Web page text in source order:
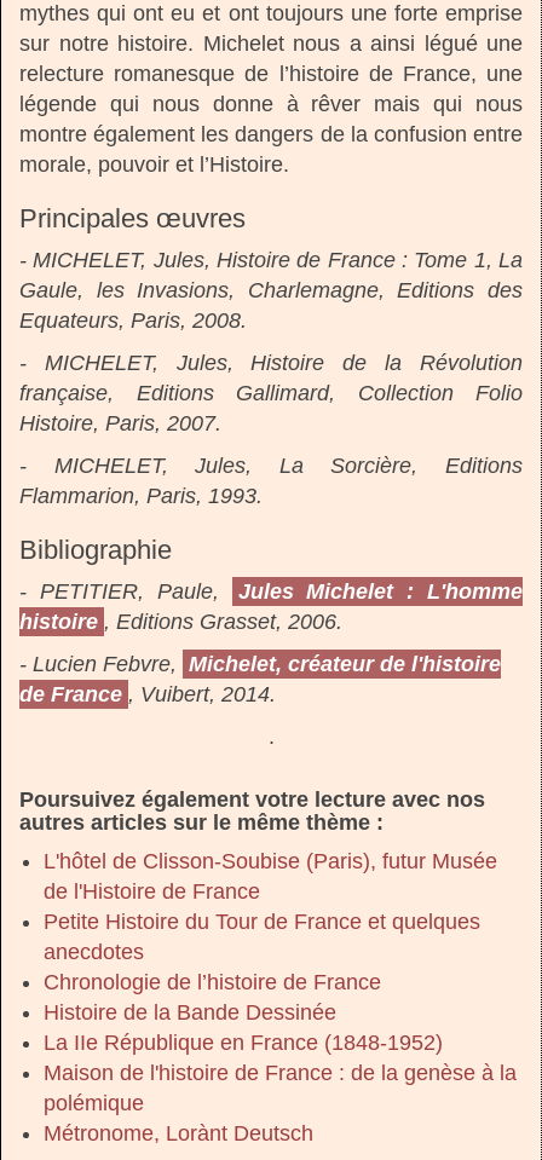
mythes qui ont eu et ont toujours une forte emprise
sur notre histoire. Michelet nous a ainsi légué une
relecture romanesque de l’histoire de France, une
légende qui nous donne à rêver mais qui nous
montre également les dangers de la confusion entre
morale, pouvoir et l’Histoire.
Principales œuvres
- MICHELET, Jules, Histoire de France : Tome 1, La
Gaule, les Invasions, Charlemagne, Editions des
Equateurs, Paris, 2008.
- MICHELET, Jules, Histoire de la Révolution
française, Editions Gallimard, Collection Folio
Histoire, Paris, 2007.
- MICHELET, Jules, La Sorcière, Editions
Flammarion, Paris, 1993.
Bibliographie
- PETITIER, Paule,
Jules Michelet : L'homme
histoire , Editions Grasset, 2006.
- Lucien Febvre, Michelet, créateur de l'histoire
de France , Vuibert, 2014.
.
Poursuivez également votre lecture avec nos
autres articles sur le même thème :
L'hôtel de Clisson-Soubise (Paris), futur Musée
de l'Histoire de France
Petite Histoire du Tour de France et quelques
anecdotes
Chronologie de l’histoire de France
Histoire de la Bande Dessinée
La IIe République en France (1848-1952)
Maison de l'histoire de France : de la genèse à la
polémique
Métronome, Lorànt Deutsch